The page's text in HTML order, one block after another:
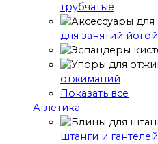
трубчатые
для занятий йогой
отжиманий
Показать все
Атлетика
штанги и гантелей